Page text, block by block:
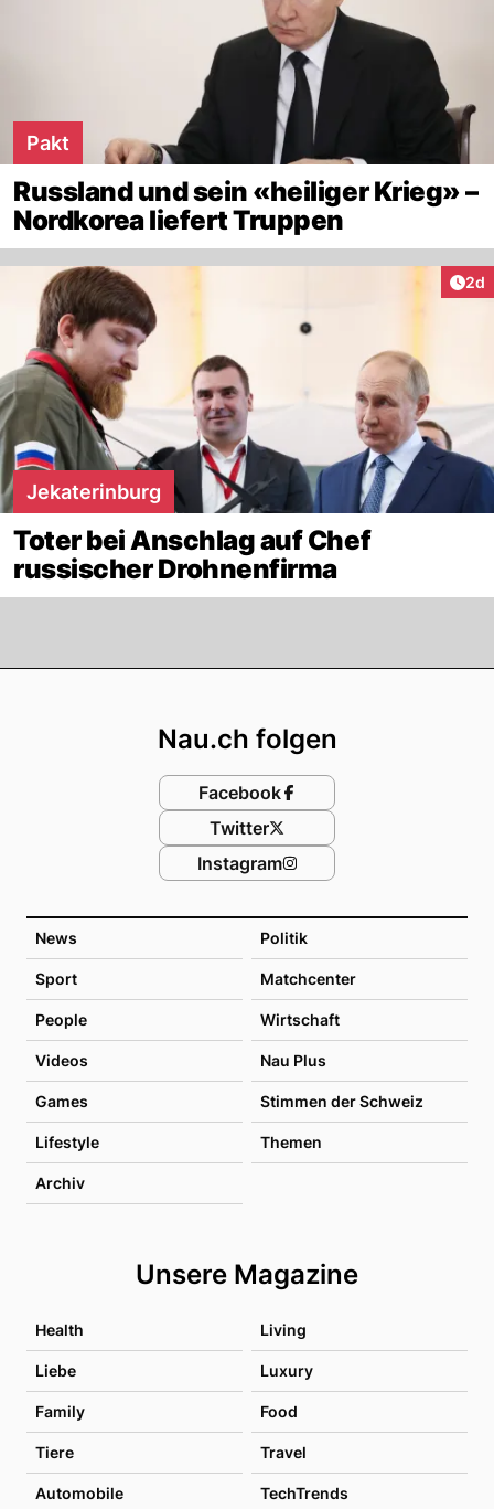
Pakt
Russland und sein «heiliger Krieg» –
Nordkorea liefert Truppen
2d
Jekaterinburg
Toter bei Anschlag auf Chef
russischer Drohnenfirma
News Politik
Sport Matchcenter
People Wirtschaft
Videos Nau Plus
Games Stimmen der Schweiz
Lifestyle Themen
Archiv
Unsere Magazine
Health Living
Liebe Luxury
Family Food
Tiere Travel
Automobile TechTrends
Nau.ch folgen
Facebook
Twitter
Instagram